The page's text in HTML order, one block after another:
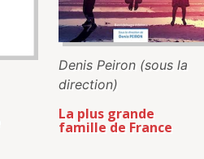
Denis Peiron (sous la
direction)
La plus grande
famille de France